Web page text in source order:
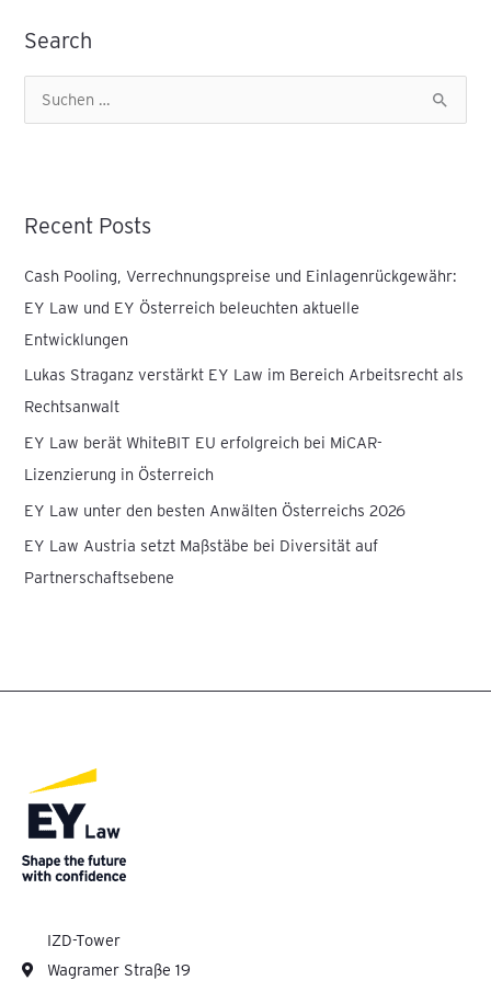
Search
e
Recent Posts
Cash Pooling, Verrechnungspreise und Einlagenrückgewähr:
EY Law und EY Österreich beleuchten aktuelle
Entwicklungen
Lukas Straganz verstärkt EY Law im Bereich Arbeitsrecht als
Rechtsanwalt
EY Law berät WhiteBIT EU erfolgreich bei MiCAR-
Lizenzierung in Österreich
EY Law unter den besten Anwälten Österreichs 2026
EY Law Austria setzt Maßstäbe bei Diversität auf
Partnerschaftsebene
IZD-Tower
Wagramer Straße 19